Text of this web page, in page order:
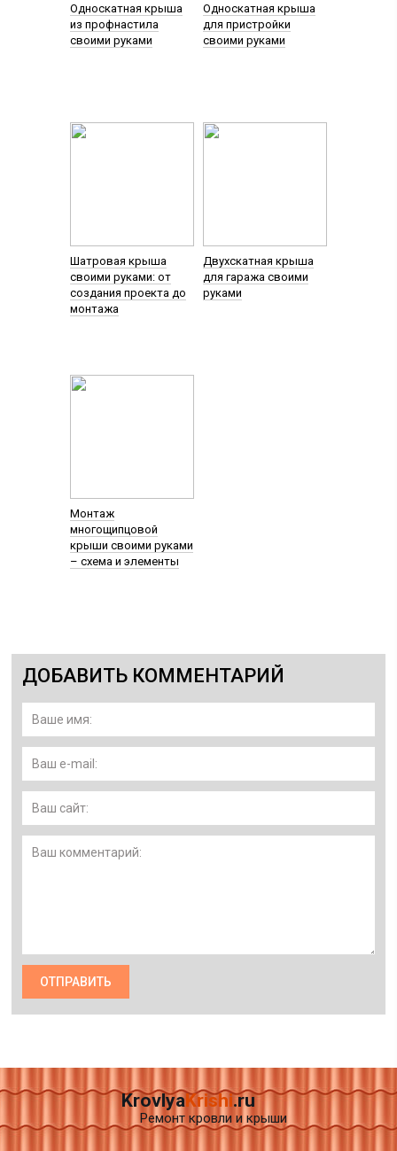
Односкатная крыша
из профнастила
своими руками
Односкатная крыша
для пристройки
своими руками
Шатровая крыша
своими руками: от
создания проекта до
монтажа
Двухскатная крыша
для гаража своими
руками
Монтаж
многощипцовой
крыши своими руками
– схема и элементы
ДОБАВИТЬ КОММЕНТАРИЙ
KrovlyaKrishi.ru
Ремонт кровли и крыши